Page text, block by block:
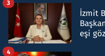
İzmit
eşi
3
4